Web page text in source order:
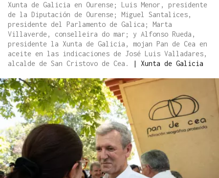
Xunta de Galicia en Ourense; Luis Menor, presidente
de la Diputación de Ourense; Miguel Santalices,
presidente del Parlamento de Galica; Marta
Villaverde, conselleira do mar; y Alfonso Rueda,
presidente la Xunta de Galicia, mojan Pan de Cea en
aceite en las indicaciones de José Luis Valladares,
alcalde de San Cristovo de Cea.
Xunta de Galicia